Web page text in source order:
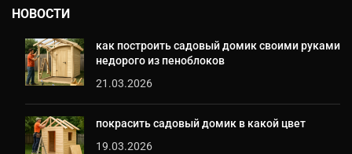
НОВОСТИ
как построить садовый домик своими руками
недорого из пеноблоков
21.03.2026
покрасить садовый домик в какой цвет
19.03.2026